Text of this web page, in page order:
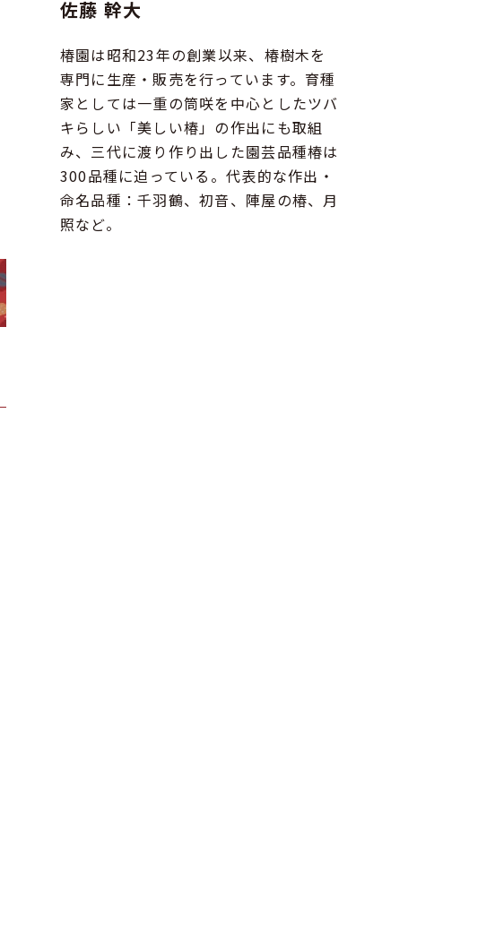
佐藤 幹大
椿園は昭和23年の創業以来、椿樹木を
専門に生産・販売を行っています。育種
家としては一重の筒咲を中心としたツバ
キらしい「美しい椿」の作出にも取組
み、三代に渡り作り出した園芸品種椿は
300品種に迫っている。代表的な作出・
命名品種：千羽鶴、初音、陣屋の椿、月
照など。